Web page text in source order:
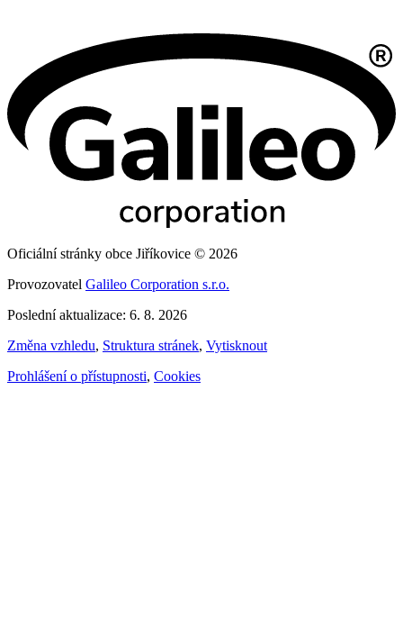
Oficiální stránky obce Jiříkovice © 2026
Provozovatel Galileo Corporation s.r.o.
Poslední aktualizace: 6. 8. 2026
Změna vzhledu, Struktura stránek, Vytisknout
Prohlášení o přístupnosti, Cookies